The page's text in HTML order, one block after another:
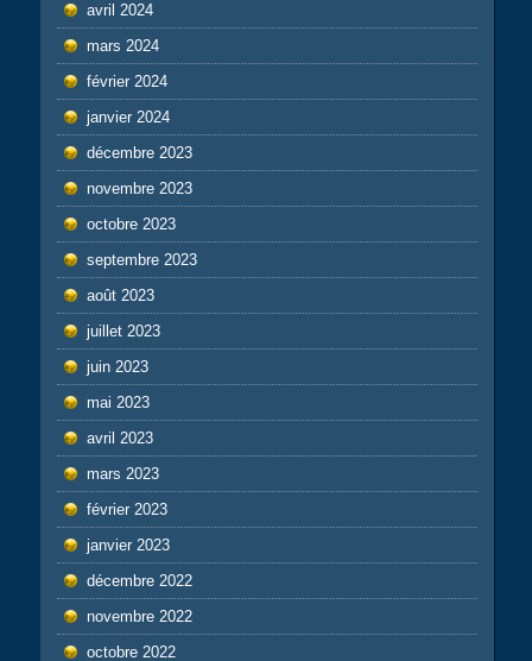
avril 2024
mars 2024
février 2024
janvier 2024
décembre 2023
novembre 2023
octobre 2023
septembre 2023
août 2023
juillet 2023
juin 2023
mai 2023
avril 2023
mars 2023
février 2023
janvier 2023
décembre 2022
novembre 2022
octobre 2022